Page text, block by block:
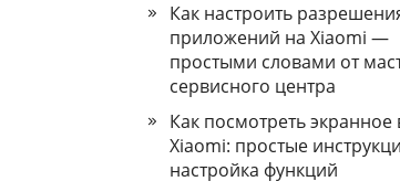
Как настроить
приложений на Xiaomi —
простыми словами от
сервисного центра
Как посмотреть экранное
Xiaomi: простые
настройка функций